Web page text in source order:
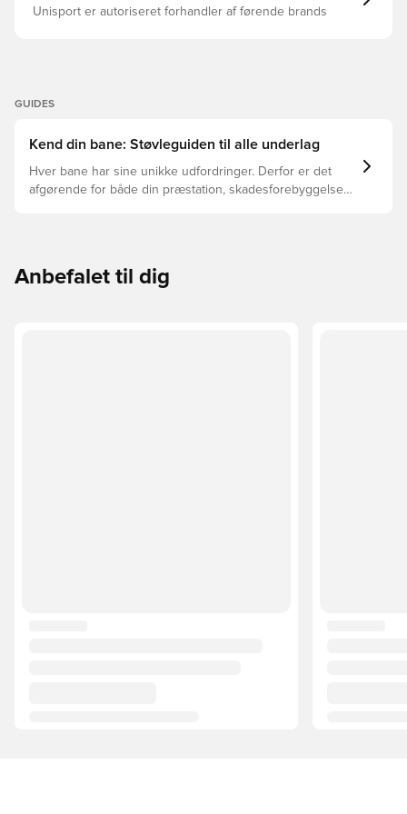
Unisport er autoriseret forhandler af førende brands
GUIDES
Kend din bane: Støvleguiden til alle underlag
Hver bane har sine unikke udfordringer. Derfor er det
afgørende for både din præstation, skadesforebyggelse
Anbefalet til dig